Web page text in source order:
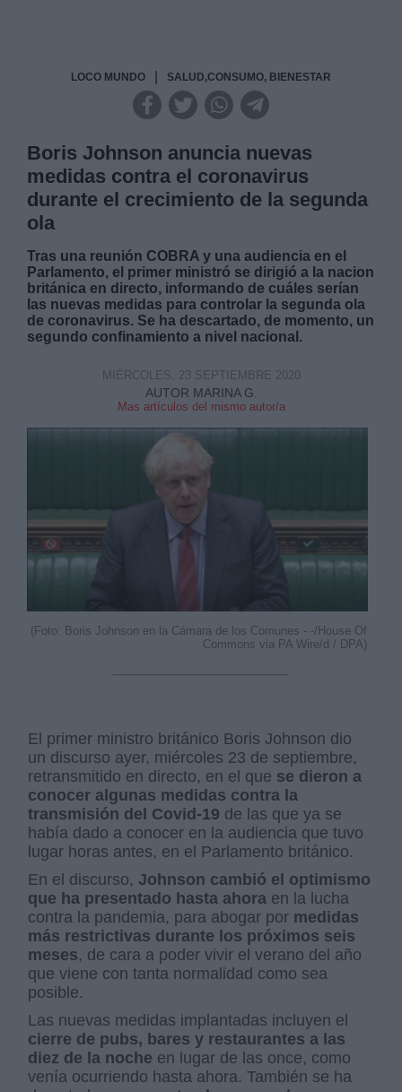
LOCO MUNDO SALUD,CONSUMO, BIENESTAR
Boris Johnson anuncia nuevas
medidas contra el coronavirus
durante el crecimiento de la segunda
ola
Tras una reunión COBRA y una audiencia en el
Parlamento, el primer ministró se dirigió a la nacion
británica en directo, informando de cuáles serían
las nuevas medidas para controlar la segunda ola
de coronavirus. Se ha descartado, de momento, un
segundo confinamiento a nivel nacional.
AUTOR MARINA G.
Mas artículos del mismo autor/a
MIÉRCOLES, 23 SEPTIEMBRE 2020
(Foto: Boris Johnson en la Cámara de los Comunes - -/House Of
Commons via PA Wire/d / DPA)
El primer ministro británico Boris Johnson dio
un discurso ayer, miércoles 23 de septiembre,
retransmitido en directo, en el que se dieron a
conocer algunas medidas contra la
transmisión del Covid-19 de las que ya se
había dado a conocer en la audiencia que tuvo
lugar horas antes, en el Parlamento británico.
En el discurso, Johnson cambió el optimismo
que ha presentado hasta ahora en la lucha
contra la pandemia, para abogar por medidas
más restrictivas durante los próximos seis
meses, de cara a poder vivir el verano del año
que viene con tanta normalidad como sea
posible.
Las nuevas medidas implantadas incluyen el
cierre de pubs, bares y restaurantes a las
diez de la noche en lugar de las once, como
venía ocurriendo hasta ahora. También se ha